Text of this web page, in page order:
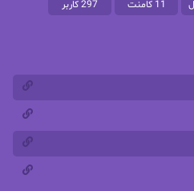
پروانه محمدی
11 کامنت 297 کاربر